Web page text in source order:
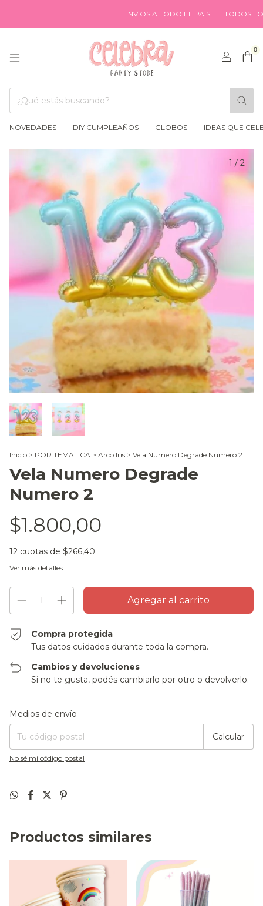
ENVÍOS A TODO EL PAÍS TODOS LOS
0
NOVEDADES DIY CUMPLEAÑOS GLOBOS IDEAS QUE
1 / 2
Inicio > POR TEMATICA > Arco Iris > Vela Numero Degrade Numero 2
Vela Numero Degrade
Numero 2
$1.800,00
12 cuotas de $266,40
Ver más detalles
Compra protegida
Tus datos cuidados durante toda la compra.
Cambios y devoluciones
Si no te gusta, podés cambiarlo por otro o devolverlo.
Entregas para el CP:
Medios de envío
Calcular
No sé mi código postal
Productos similares